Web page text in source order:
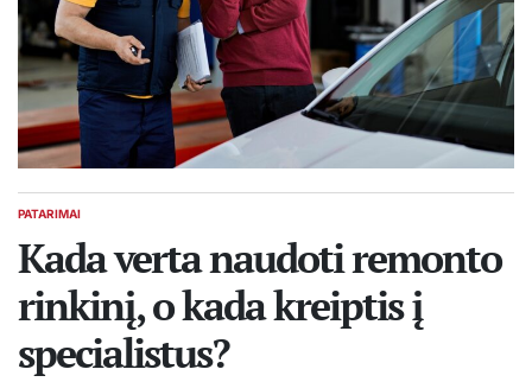
POSTED
PATARIMAI
Kada verta naudoti remonto
rinkinį, o kada kreiptis į
specialistus?